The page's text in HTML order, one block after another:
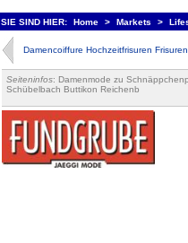
SIE SIND HIER: Home > Markets >
Damencoiffure Hochzeitfrisuren
Seiteninfos: Damenmode zu
Schübelbach Buttikon Reichenb